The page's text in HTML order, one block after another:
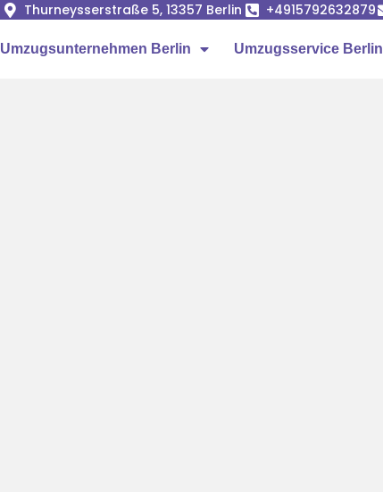
Thurneysserstraße 5, 13357 Berlin +4915792632879
Umzugsunternehmen Berlin Umzugsservice Berlin